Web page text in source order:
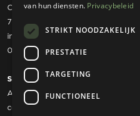
Ommerweg 49
7797 RC Rheezerveen
info@jostatuinmachines.nl
06 - 50 60 46 07
Showroom
Als u werktuigen wilt komen
contact met ons op om een
van hun diensten. Privacybeleid
STRIKT NOODZAKELIJK
PRESTATIE
TARGETING
FUNCTIONEEL